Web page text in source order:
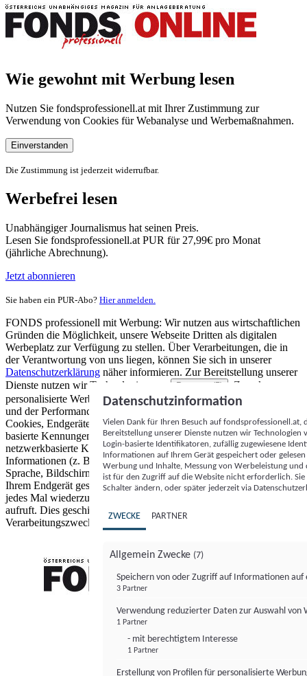
Wie gewohnt mit Werbung lesen
Nutzen Sie fondsprofessionell.at mit Ihrer Zustimmung zur
Verwendung von Cookies für Webanalyse und Werbemaßnahmen.
Einverstanden
Die Zustimmung ist jederzeit widerrufbar.
Werbefrei lesen
Unabhängiger Journalismus hat seinen Preis.
Lesen Sie fondsprofessionell.at PUR für 27,99€ pro Monat
(jährliche Abrechnung).
Jetzt abonnieren
Sie haben ein PUR-Abo? Hier anmelden.
FONDS professionell mit Werbung: Wir nutzen aus wirtschaftlichen
Gründen die Möglichkeit, unsere Webseite Dritten als digitalen
Werbeplatz zur Verfügung zu stellen. Über Verarbeitungen, die in
der Verantwortung von uns liegen, können Sie sich in unserer
Datenschutzerklärung näher informieren. Zur Bereitstellung unserer
Dienste nutzen wir Technologien von
Partnern (5)
. Zwecke:
personalisierte Werbung und Inhalte, Messung von Werbeleistung
und der Performance von Inhalten sowie Zielgruppenforschung.
Cookies, Endgeräte- oder ähnliche Online-Kennungen (z. B. login-
basierte Kennungen, zufällig generierte Kennungen,
netzwerkbasierte Kennungen) können zusammen mit anderen
Informationen (z. B. Browsertyp und Browserinformationen,
Sprache, Bildschirmgröße, unterstützte Technologien usw.) auf
Ihrem Endgerät gespeichert oder von dort ausgelesen werden, um es
jedes Mal wiederzuerkennen, wenn es eine App oder einer Webseite
aufruft. Dies geschieht für einen oder mehrere der hier aufgeführten
Verarbeitungszwecke.
Datenschutzinformation
Vielen Dank für Ihren Besuch auf
Bereitstellung unserer Dienste nutzen wir Technologien
Login-basierte Identifikatoren, zufällig zugewiesene
Informationen auf Ihrem Gerät gespeichert oder
Werbung und Inhalte, Messung von Werbeleistung
ist für den Zugriff auf die Website nicht erforderlich.
Schalter ändern, oder später jederzeit via
ZWECKE PARTNER
Allgemein Zwecke (7)
Speichern von oder Zugriff auf Informationen auf
3 Partner
Verwendung reduzierter Daten zur Auswahl von
1 Partner
- mit berechtigtem Interesse
1 Partner
Erstellung von Profilen für personalisierte
FONDS professionell